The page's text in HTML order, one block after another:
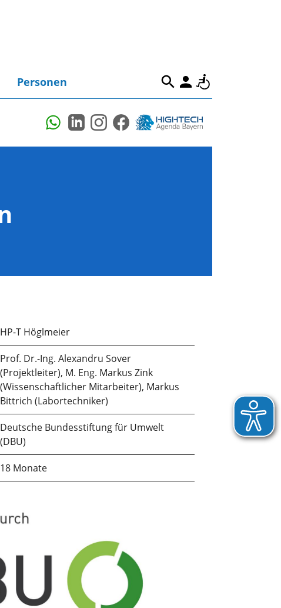
Personen
HP-T Höglmeier
Prof. Dr.-Ing. Alexandru Sover
(Projektleiter), M. Eng. Markus Zink
(Wissenschaftlicher Mitarbeiter), Markus
Bittrich (Labortechniker)
Deutsche Bundesstiftung für Umwelt
(DBU)
18 Monate